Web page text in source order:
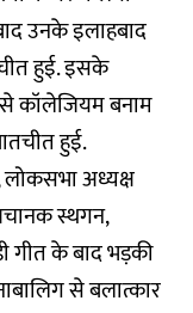
उनके इलाहबाद
हुई. इसके
कॉलेजियम बनाम
हुई.
लोकसभा अध्यक्ष
स्थगन,
गीत के बाद भड़की
नाबालिग से बलात्कार